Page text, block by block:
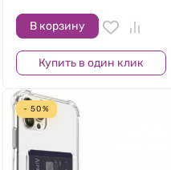
В корзину
Купить в один клик
- 50%